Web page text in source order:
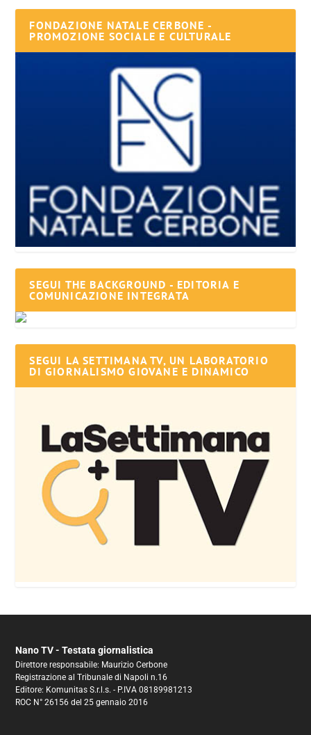
FONDAZIONE NATALE CERBONE -
PROMOZIONE SOCIALE E CULTURALE
SEGUI THE BACKGROUND - EDITORIA E
COMUNICAZIONE INTEGRATA
SEGUI LA SETTIMANA TV, UN LABORATORIO
DI GIORNALISMO GIOVANE E DINAMICO
Nano TV - Testata giornalistica
Direttore responsabile: Maurizio Cerbone
Registrazione al Tribunale di Napoli n.16
Editore: Komunitas S.r.l.s. - P.IVA 08189981213
ROC N° 26156 del 25 gennaio 2016